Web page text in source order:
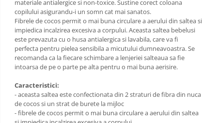
Biciclete copii cu roti 12 inch (3-6
ani)
Biciclete copii cu roti 14 inch (3-7
ani)
Biciclete copii cu roti 16 inch (4-9
ani)
Biciclete cu roti 24 inch
Biciclete cu roti 26 inch
Biciclete cu roti 27 inch
materiale antialergice si non-toxice. Sustine corect coloana
copilului asigurandu-i un somn cat mai sanatos.
Fibrele de cocos permit o mai buna circulare a aerului din saltea si
impiedica incalzirea excesiva a corpului. Aceasta saltea bebelusi
este prevazuta cu o husa antialergica si lavabila, care va fi
perfecta pentru pielea sensibila a micutului dumneavoastra. Se
recomanda ca la fiecare schimbare a lenjeriei salteaua sa fie
intoarsa de pe o parte pe alta pentru o mai buna aerisire.
Caracteristici:
- aceasta saltea este confectionata din 2 straturi de fibra din nuca
de cocos si un strat de burete la mijloc
- fibrele de cocos permit o mai buna circulare a aerului din saltea